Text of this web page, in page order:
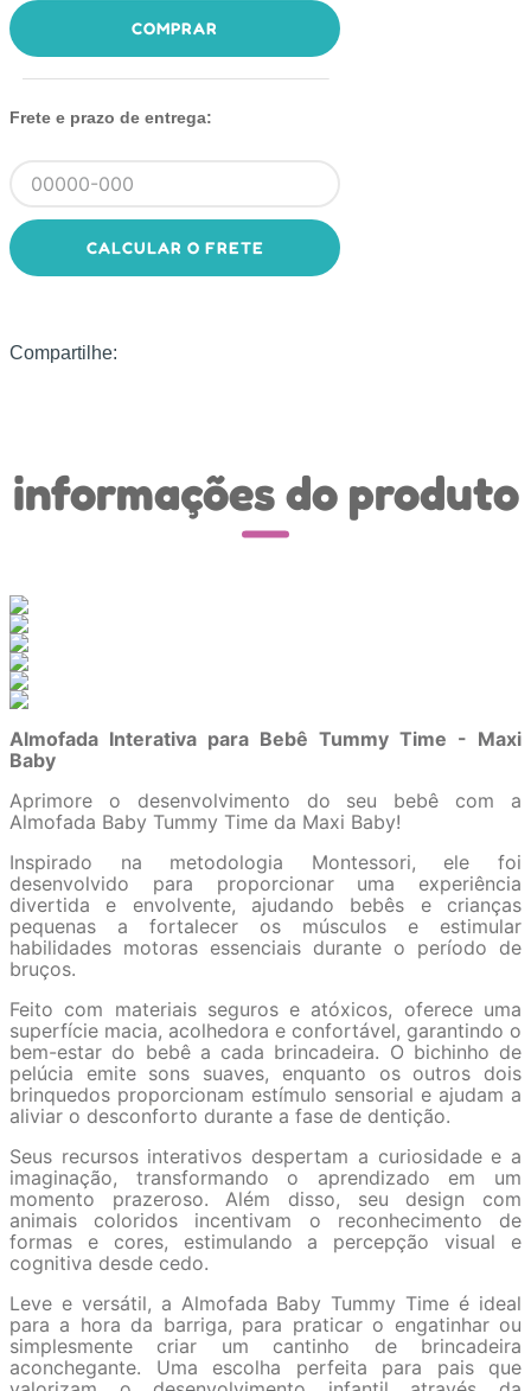
COMPRAR
Frete e prazo de entrega:
CALCULAR O FRETE
Compartilhe:
informações do produto
Almofada Interativa para Bebê Tummy Time - Maxi
Baby
Aprimore o desenvolvimento do seu bebê com a
Almofada Baby Tummy Time da Maxi Baby!
Inspirado na metodologia Montessori, ele foi
desenvolvido para proporcionar uma experiência
divertida e envolvente, ajudando bebês e crianças
pequenas a fortalecer os músculos e estimular
habilidades motoras essenciais durante o período de
bruços.
Feito com materiais seguros e atóxicos, oferece uma
superfície macia, acolhedora e confortável, garantindo o
bem-estar do bebê a cada brincadeira. O bichinho de
pelúcia emite sons suaves, enquanto os outros dois
brinquedos proporcionam estímulo sensorial e ajudam a
aliviar o desconforto durante a fase de dentição.
Seus recursos interativos despertam a curiosidade e a
imaginação, transformando o aprendizado em um
momento prazeroso. Além disso, seu design com
animais coloridos incentivam o reconhecimento de
formas e cores, estimulando a percepção visual e
cognitiva desde cedo.
Leve e versátil, a Almofada Baby Tummy Time é ideal
para a hora da barriga, para praticar o engatinhar ou
simplesmente criar um cantinho de brincadeira
aconchegante. Uma escolha perfeita para pais que